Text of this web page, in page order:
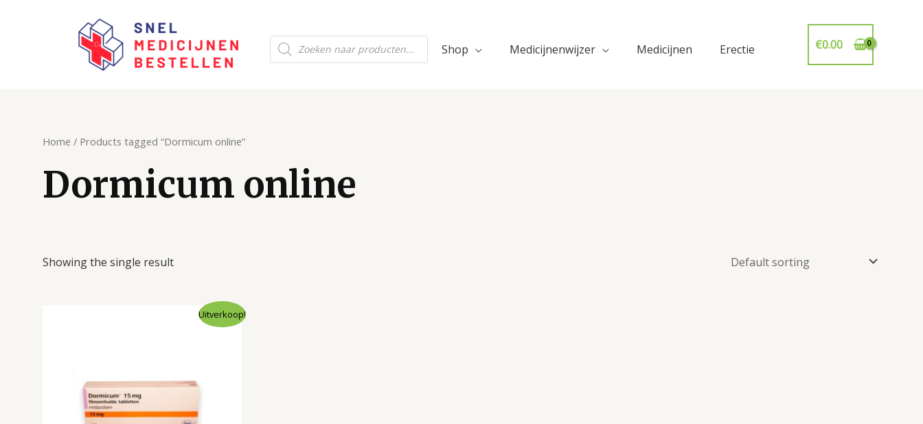
Producten
zoeken Shop Medicijnenwijzer Medicijnen Erectie €0.00
Home / Products tagged “Dormicum online”
Dormicum online
Showing the single result
Uitverkoop!